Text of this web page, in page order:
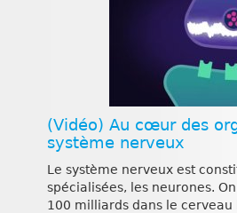
(Vidéo) Au cœur des
système nerveux
Le système nerveux est
spécialisées, les neurones.
100 milliards dans le